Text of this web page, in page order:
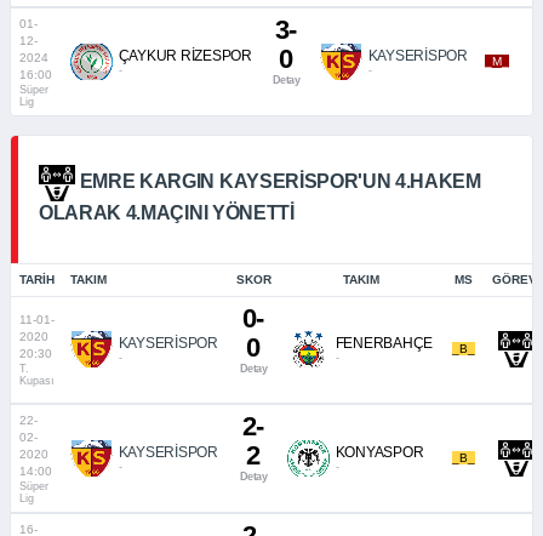
01-
12-
2024
16:00
Süper
Lig
ÇAYKUR RİZESPOR
-
3-
0
Detay
KAYSERİSPOR
-
_M_
EMRE KARGIN KAYSERISPOR'UN 4.HAKEM
OLARAK 4.MAÇINI YÖNETTI
TARIH TAKIM SKOR TAKIM MS GÖREVI
11-01-
2020
20:30
T.
Kupası
KAYSERİSPOR
-
0-
0
Detay
FENERBAHÇE
-
_B_
22-
02-
2020
14:00
Süper
Lig
KAYSERİSPOR
-
2-
2
Detay
KONYASPOR
-
_B_
16-